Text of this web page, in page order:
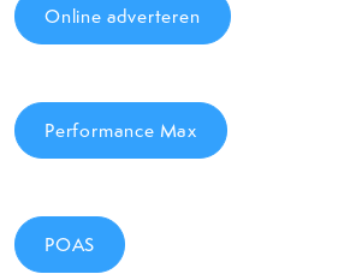
Online adverteren
Performance Max
POAS